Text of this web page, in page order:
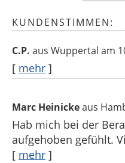
KUNDENSTIMMEN:
C.P. aus Wuppertal am
[ mehr ]
Marc Heinickeaus
Hab mich bei der
aufgehoben gefühlt.
[ mehr ]